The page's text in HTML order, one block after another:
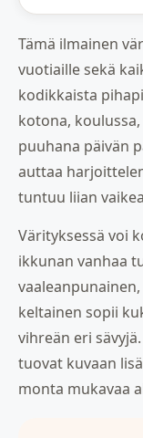
Tämä ilmainen
vuotiaille sekä
kodikkaista
kotona,
puuhana päivän
auttaa
tuntuu liian
Värityksessä voi
ikkunan vanhaa
keltainen sopii
vihreän eri
tuovat kuvaan
monta mukavaa